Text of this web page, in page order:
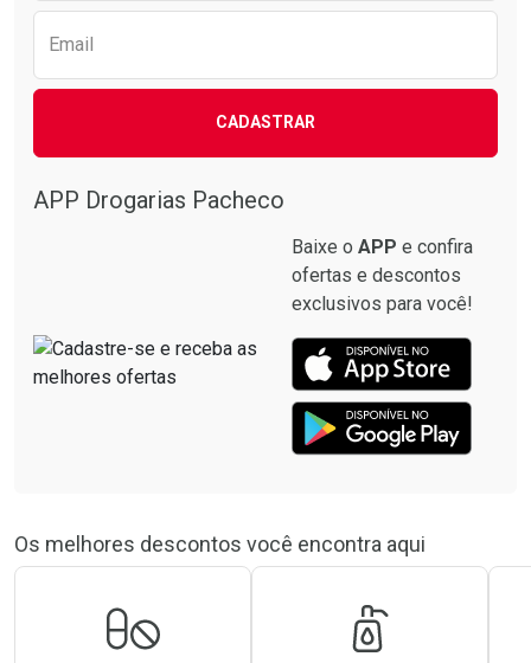
Email
CADASTRAR
APP Drogarias Pacheco
Baixe o APP e confira
ofertas e descontos
exclusivos para você!
Os melhores descontos você encontra aqui